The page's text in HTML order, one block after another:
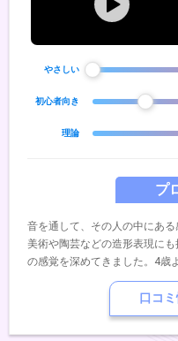
プ
音を通して、その人の中にある
美術や陶芸などの造形表現に
の感覚を深めてきました。4歳
いた祖父の流れを受け継ぐ母
ージュを学びました。その後
ど、ジャンルにとらわれず音
や、コンサートでのアンサン
やさしい
初心者向き
理論
口コ